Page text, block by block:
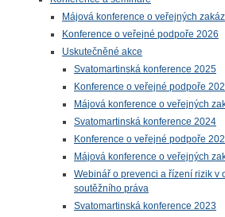
Májová konference o veřejných
Konference o veřejné podpoře 2026
Uskutečněné akce
Svatomartinská konference 2025
Konference o veřejné podpoře
Májová konference o veřejných
Svatomartinská konference 2024
Konference o veřejné podpoře
Májová konference o veřejných
Webinář o prevenci a řízení rizik v
soutěžního práva
Svatomartinská konference 2023